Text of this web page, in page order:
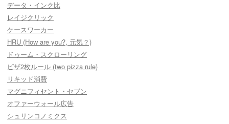
データ・インク比
レイジクリック
ケースワーカー
HRU (How are you?, 元気？)
ドゥーム・スクローリング
ピザ2枚ルール (two pizza rule)
リキッド消費
マグニフィセント・セブン
オファーウォール広告
シュリンコノミクス